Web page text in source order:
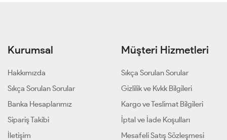
Kurumsal
Hakkımızda
Sıkça Sorulan Sorular
Banka Hesaplarımız
Sipariş Takibi
İletişim
Müşteri Hizmetleri
Sıkça Sorulan Sorular
Gizlilik ve Kvkk Bilgileri
Kargo ve Teslimat Bilgileri
İptal ve İade Koşulları
Mesafeli Satış Sözleşmesi